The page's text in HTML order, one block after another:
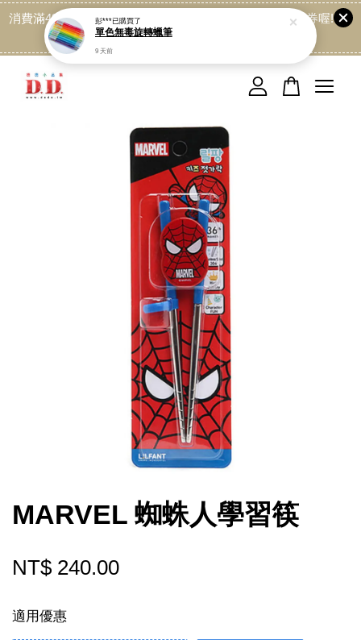
消費滿499免運喔, 記得加LINE:@dede168 領取專屬折扣券喔!
點我
MARVEL 蜘蛛人學習筷
NT$ 240.00
適用優惠
您的購物車目前還是空的。
繼續購物
彭***已購買了
單色無毒旋轉蠟筆
9 天前